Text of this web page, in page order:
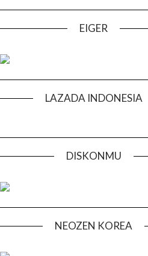
EIGER
LAZADA INDONESIA
DISKONMU
NEOZEN KOREA